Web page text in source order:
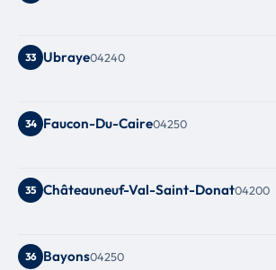
33 Ubraye04240
34 Faucon-Du-Caire04250
35 Châteauneuf-Val-Saint-Donat04200
36 Bayons04250